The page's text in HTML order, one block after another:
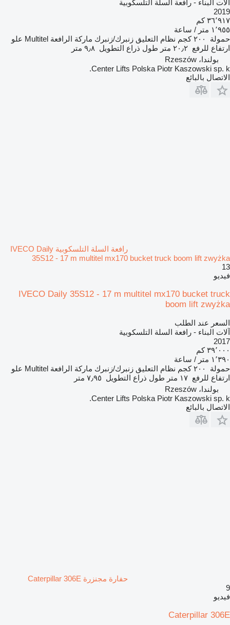
آلات البناء - رافعة السلة التلسكوبية
2019
٣٦٬٩١٧ كم
١٬٩٥٥ متر / ساعة
حمولة
٢٠٠ كجم نظام التعليق زنبرك/زنبرك ماركة الرافعة Multitel علو
ارتفاع للرفع ٢٠٫٢ متر طول ذراع التطويل ٩٫٨ متر
بولندا، Rzeszów
Center Lifts Polska Piotr Kaszowski sp. k.
الاتصال بالبائع
رافعة السلة التلسكوبية IVECO Daily
35S12 - 17 m multitel mx170 bucket truck boom lift zwyżka
13
فيديو
IVECO Daily 35S12 - 17 m multitel mx170 bucket truck
boom lift zwyżka
السعر عند الطلب
آلات البناء - رافعة السلة التلسكوبية
2017
٣٩٬٠٠٠ كم
١٬٣٩٠ متر / ساعة
حمولة
٢٠٠ كجم نظام التعليق زنبرك/زنبرك ماركة الرافعة Multitel علو
ارتفاع للرفع ١٧ متر طول ذراع التطويل ٧٫٩٥ متر
بولندا، Rzeszów
Center Lifts Polska Piotr Kaszowski sp. k.
الاتصال بالبائع
حفارة مجنزرة Caterpillar 306E
9
فيديو
Caterpillar 306E